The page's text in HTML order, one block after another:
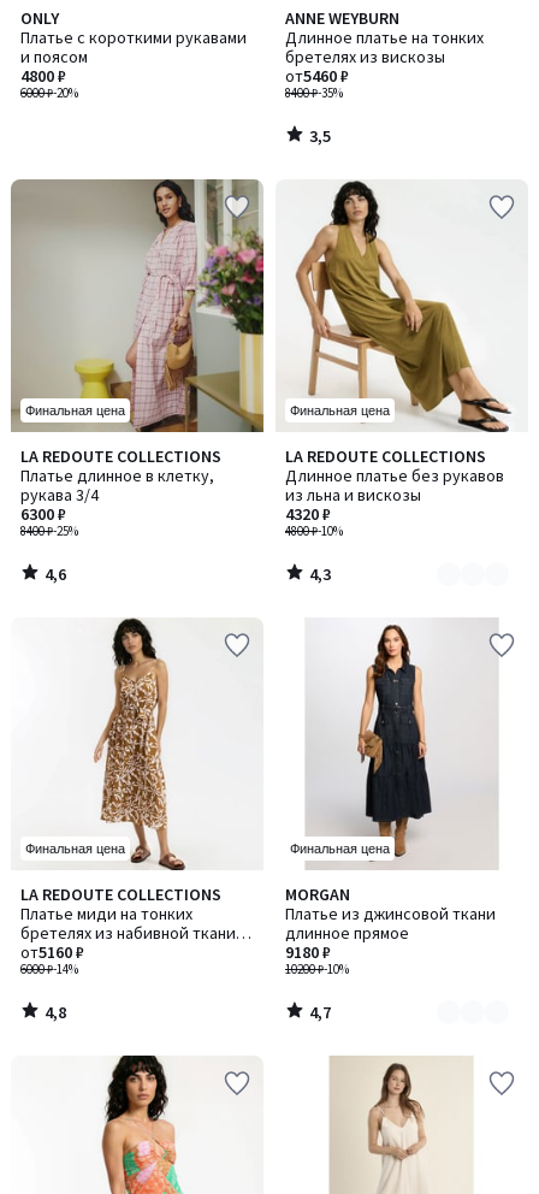
ONLY
Платье с короткими рукавами
и поясом
6000 ₽-20%
4800 ₽
ANNE WEYBURN
Длинное платье на тонких
бретелях из вискозы
8400 ₽-35%
от5460 ₽
3,5
/ 5
3,5
/
Финальная цена
LA REDOUTE COLLECTIONS
Платье длинное в клетку,
рукава 3/4
8400 ₽-25%
6300 ₽
4,6
/ 5
4,6
/
Финальная цена
LA REDOUTE COLLECTIONS
Длинное платье без рукавов
из льна и вискозы
4800 ₽-10%
4320 ₽
4,3
/ 5
Количество
цветов:
2
4,3
/
Финальная цена
LA REDOUTE COLLECTIONS
Платье миди на тонких
бретелях из набивной ткани с
цветочным ресунком
6000 ₽-14%
от5160 ₽
4,8
/ 5
4,8
/
Финальная цена
MORGAN
Платье из джинсовой ткани
длинное прямое
10200 ₽-10%
9180 ₽
4,7
/ 5
Количество
цветов:
2
4,7
/